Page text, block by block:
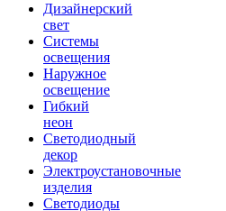
Дизайнерский
свет
Системы
освещения
Наружное
освещение
Гибкий
неон
Светодиодный
декор
Электроустановочные
изделия
Светодиоды